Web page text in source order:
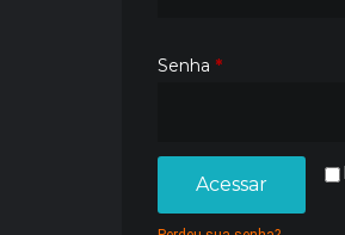
Senha *
Acessar